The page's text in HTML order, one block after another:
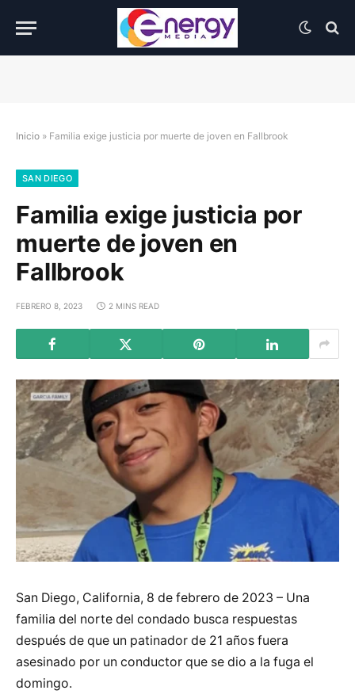
Inicio » Familia exige justicia por muerte de joven en Fallbrook
SAN DIEGO
Familia exige justicia por
muerte de joven en
Fallbrook
FEBRERO 8, 2023 2 MINS READ
San Diego, California, 8 de febrero de 2023 – Una
familia del norte del condado busca respuestas
después de que un patinador de 21 años fuera
asesinado por un conductor que se dio a la fuga el
domingo.